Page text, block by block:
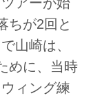
ちが2回と
山崎は、
めに、当時
ィング練